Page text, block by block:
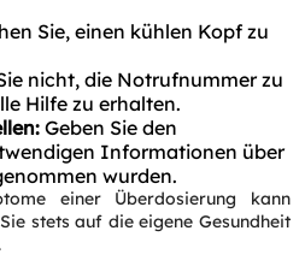
Sie, einen kühlen Kopf zu
nicht, die Notrufnummer zu
Hilfe zu erhalten.
Geben Sie den
Informationen über
wurden.
einer Überdosierung kann
stets auf die eigene Gesundheit